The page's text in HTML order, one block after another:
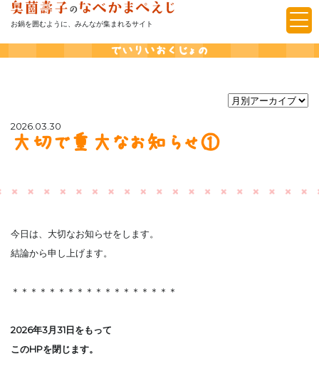
お鍋を囲むように、みんなが集まれるサイト
でいりいおくじょの
2026.03.30
大切で重大なお知らせ①
今日は、大切なお知らせをします。
結論から申し上げます。
＊＊＊＊＊＊＊＊＊＊＊＊＊＊＊＊＊＊
2026年3月31日をもって
このHPを閉じます。